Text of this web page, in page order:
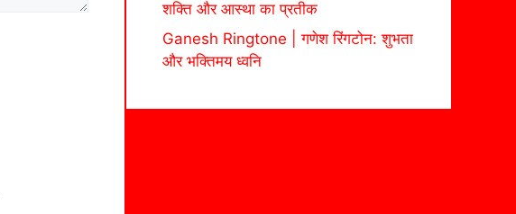
शक्ति और आस्था का प्रतीक
Ganesh Ringtone | गणेश रिंगटोन: शुभता
और भक्तिमय ध्वनि